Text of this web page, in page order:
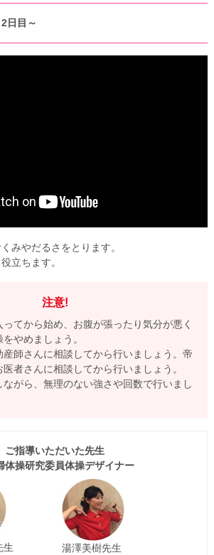
日目～
みやだるさをとります。
立ちます。
注意!
てから始め、お腹が張ったり気分が悪く
やめましょう。
産師さんに相談してから行いましょう。帝
者さんに相談してから行いましょう。
ながら、無理のない強さや回数で行いまし
ご指導いただいた先生
体操研究委員体操デザイナー
生 湯澤美樹先生